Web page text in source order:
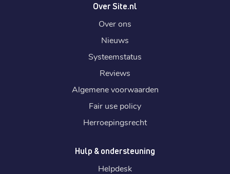
Over Site.nl
Over ons
Nieuws
Systeemstatus
Reviews
Algemene voorwaarden
Fair use policy
Herroepingsrecht
Hulp & ondersteuning
Helpdesk